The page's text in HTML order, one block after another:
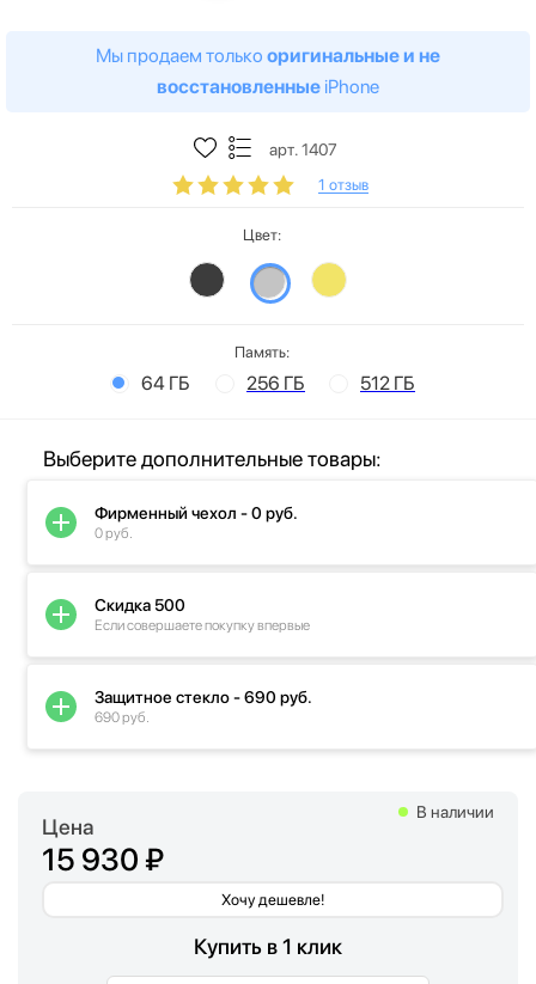
Мы продаем только оригинальные и не
восстановленные iPhone
арт. 1407
1 отзыв
Цвет:
Память:
64 ГБ 256 ГБ 512 ГБ
Цена
15 930 ₽
Хочу дешевле!
В наличии
Купить в 1 клик
Выберите дополнительные товары:
Фирменный чехол - 0 руб.
0 руб.
Скидка 500
Если совершаете покупку впервые
Защитное стекло - 690 руб.
690 руб.